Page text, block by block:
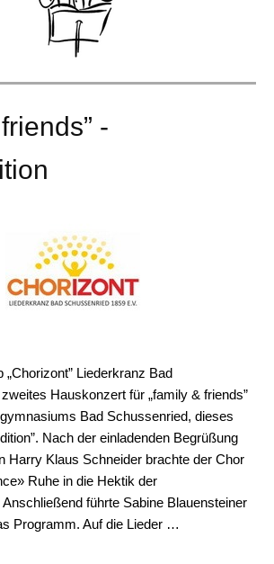
-
„Chorizont” Liederkranz Bad
Hauskonzert für „family & friends”
Bad Schussenried, dieses
Nach der einladenden Begrüßung
Harry Klaus Schneider brachte der Chor
Ruhe in die Hektik der
führte Sabine Blauensteiner
Programm. Auf die Lieder …